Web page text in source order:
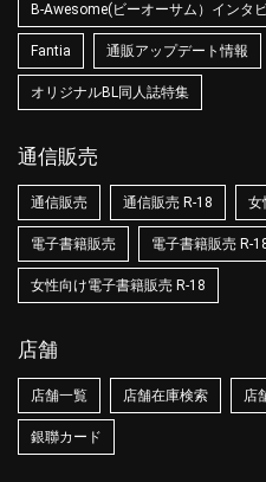
B-Awesome(ビーオーサム）インタ
Fantia 通販アップデート情報
オリジナルBL同人誌特集
通信販売
通信販売 通信販売 R-18 女
電子書籍販売 電子書籍販売 R-
女性向け電子書籍販売 R-18
店舗
店舗一覧 店舗在庫検索 店
銀聯カード